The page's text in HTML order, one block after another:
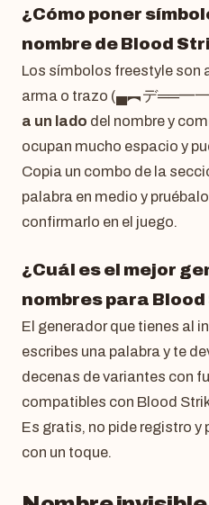
¿Cómo poner
nombre de Blood
Los símbolos freestyle son
arma o trazo (▄︻デ══━一
a un lado del nombre y
ocupan mucho espacio y
Copia un combo de la
palabra en medio y
confirmarlo en el juego.
¿Cuál es el mejor
nombres para
El generador que tienes al
escribes una palabra y te
decenas de variantes con
compatibles con Blood
Es gratis, no pide registro y
con un toque.